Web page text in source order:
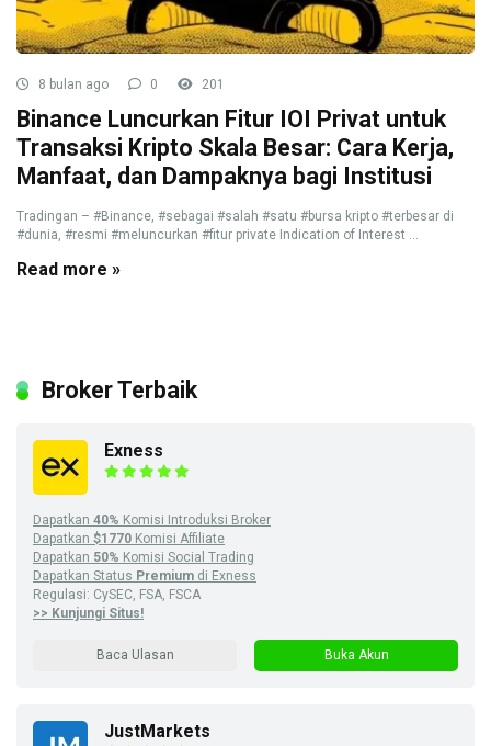
8 bulan ago 0 201
Binance Luncurkan Fitur IOI Privat untuk
Transaksi Kripto Skala Besar: Cara Kerja,
Manfaat, dan Dampaknya bagi Institusi
Tradingan – #Binance, #sebagai #salah #satu #bursa kripto #terbesar di
#dunia, #resmi #meluncurkan #fitur private Indication of Interest ...
Read more »
Broker Terbaik
Exness
Dapatkan 40% Komisi Introduksi Broker
Dapatkan $1770 Komisi Affiliate
Dapatkan 50% Komisi Social Trading
Dapatkan Status Premium di Exness
Regulasi: CySEC, FSA, FSCA
>> Kunjungi Situs!
Baca Ulasan Buka Akun
JustMarkets